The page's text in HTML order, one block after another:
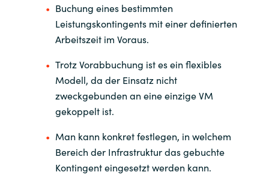
Buchung eines bestimmten
Leistungskontingents mit einer definierten
Arbeitszeit im Voraus.
Trotz Vorabbuchung ist es ein flexibles
Modell, da der Einsatz nicht
zweckgebunden an eine einzige VM
gekoppelt ist.
Man kann konkret festlegen, in welchem
Bereich der Infrastruktur das gebuchte
Kontingent eingesetzt werden kann.